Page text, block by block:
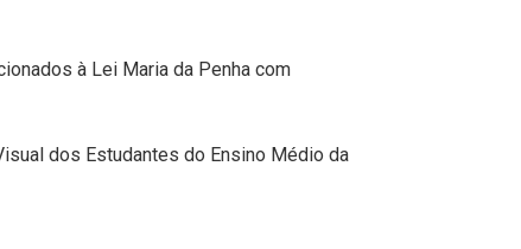
à Lei Maria da Penha com
dos Estudantes do Ensino Médio da